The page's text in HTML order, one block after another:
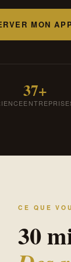
MON
37+
CE QUE
30